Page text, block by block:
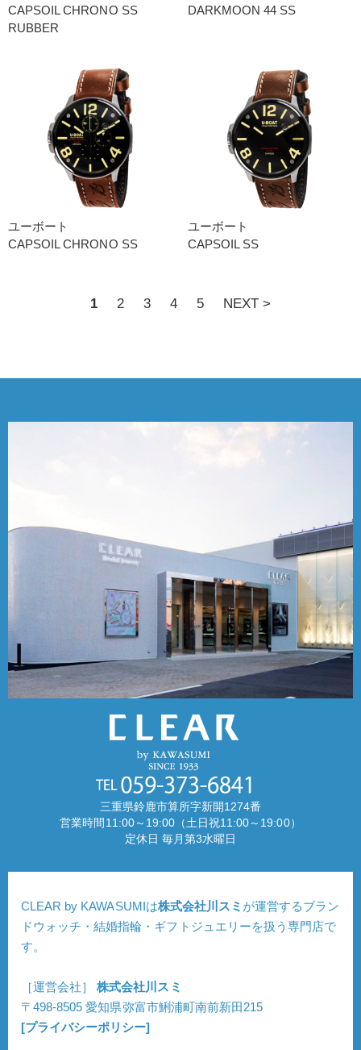
CAPSOIL CHRONO SS
RUBBER
DARKMOON 44 SS
ユーボート
CAPSOIL CHRONO SS
ユーボート
CAPSOIL SS
1 2 3 4 5 NEXT >
三重県鈴鹿市算所字新開1274番
営業時間11:00～19:00（土日祝11:00～19:00）
定休日 毎月第3水曜日
CLEAR by KAWASUMIは株式会社川スミ が運営するブラン
ドウォッチ・結婚指輪・ギフトジュエリーを扱う専門店で
す。
［運営会社］株式会社川スミ
〒498-8505 愛知県弥富市鯏浦町南前新田215
[プライバシーポリシー]